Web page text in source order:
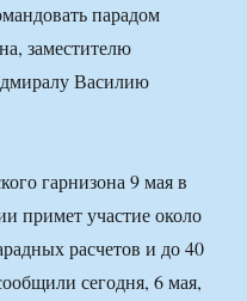
парадом
заместителю
Василию
гарнизона 9 мая в
примет участие около
расчетов и до 40
сегодня, 6 мая,